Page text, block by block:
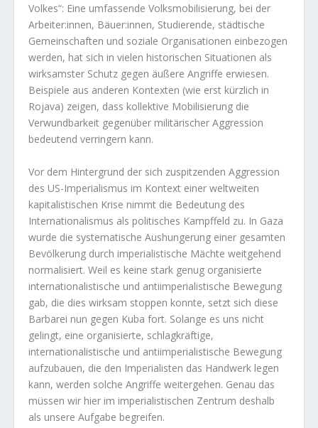
Volkes“: Eine umfassende Volksmobilisierung, bei der
Arbeiter:innen, Bäuer:innen, Studierende, städtische
Gemeinschaften und soziale Organisationen einbezogen
werden, hat sich in vielen historischen Situationen als
wirksamster Schutz gegen äußere Angriffe erwiesen.
Beispiele aus anderen Kontexten (wie erst kürzlich in
Rojava) zeigen, dass kollektive Mobilisierung die
Verwundbarkeit gegenüber militärischer Aggression
bedeutend verringern kann.
Vor dem Hintergrund der sich zuspitzenden Aggression
des US-Imperialismus im Kontext einer weltweiten
kapitalistischen Krise nimmt die Bedeutung des
Internationalismus als politisches Kampffeld zu. In Gaza
wurde die systematische Aushungerung einer gesamten
Bevölkerung durch imperialistische Mächte weitgehend
normalisiert. Weil es keine stark genug organisierte
internationalistische und antiimperialistische Bewegung
gab, die dies wirksam stoppen konnte, setzt sich diese
Barbarei nun gegen Kuba fort. Solange es uns nicht
gelingt, eine organisierte, schlagkräftige,
internationalistische und antiimperialistische Bewegung
aufzubauen, die den Imperialisten das Handwerk legen
kann, werden solche Angriffe weitergehen. Genau das
müssen wir hier im imperialistischen Zentrum deshalb
als unsere Aufgabe begreifen.